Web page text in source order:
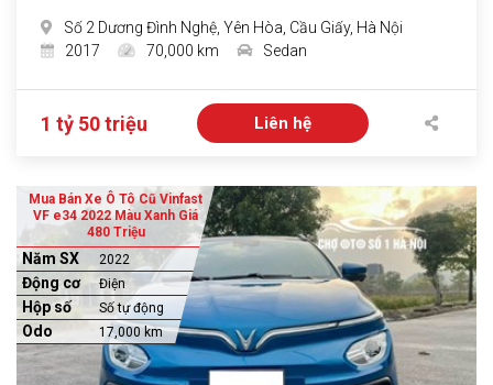
Số 2 Dương Đình Nghệ, Yên Hòa, Cầu Giấy, Hà Nội
2017
70,000 km Sedan
1 tỷ 50 triệu Liên hệ
Mua Bán Xe Ô Tô Cũ Vinfast
VF e34 2022 Màu Xanh Giá
480 Triệu
Năm SX 2022
Động cơ Điện
Hộp số Số tự động
Odo 17,000 km